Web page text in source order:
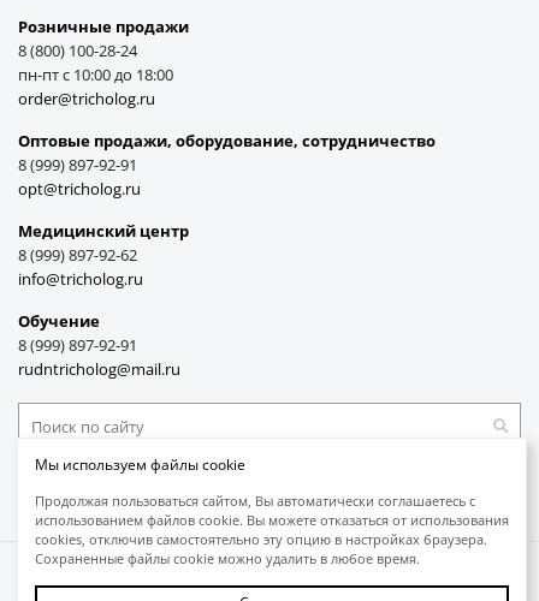
Розничные продажи
8 (800) 100-28-24
пн-пт с 10:00 до 18:00
order@tricholog.ru
Оптовые продажи, оборудование, cотрудничество
8 (999) 897-92-91
opt@tricholog.ru
Медицинский центр
8 (999) 897-92-62
info@tricholog.ru
Обучение
8 (999) 897-92-91
rudntricholog@mail.ru
Защита авторских прав
Обработка персональных данных
Мы используем файлы cookie
Продолжая пользоваться сайтом, Вы автоматически соглашаетесь с
использованием файлов cookie. Вы можете отказаться от использования
cookies, отключив самостоятельно эту опцию в настройках браузера.
Сохраненные файлы cookie можно удалить в любое время.